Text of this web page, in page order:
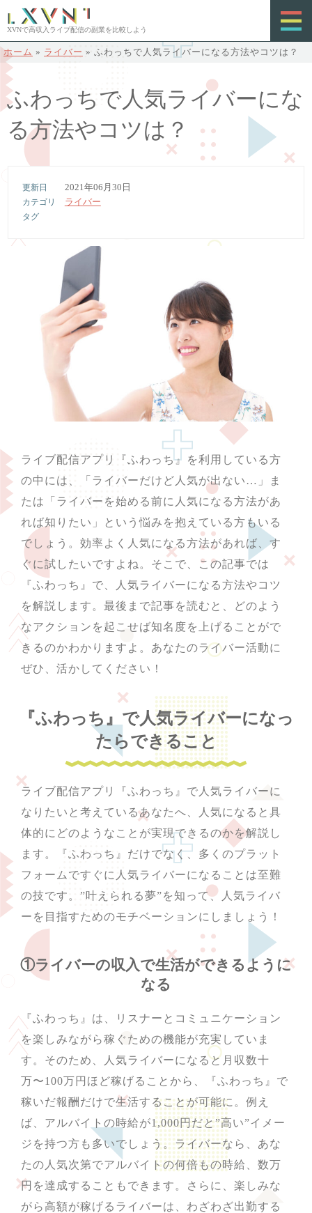
XVNで高収入ライブ配信の副業を比較しよう
ホーム » ライバー » ふわっちで人気ライバーになる方法やコツは？
ふわっちで人気ライバーにな
る方法やコツは？
2021年06月30日
ライバー
ライブ配信アプリ『ふわっち』を利用している方
の中には、「ライバーだけど人気が出ない…」ま
たは「ライバーを始める前に人気になる方法があ
れば知りたい」という悩みを抱えている方もいる
でしょう。効率よく人気になる方法があれば、す
ぐに試したいですよね。そこで、この記事では
『ふわっち』で、人気ライバーになる方法やコツ
を解説します。最後まで記事を読むと、どのよう
なアクションを起こせば知名度を上げることがで
きるのかわかりますよ。あなたのライバー活動に
ぜひ、活かしてください！
『ふわっち』で人気ライバーになっ
たらできること
ライブ配信アプリ『ふわっち』で人気ライバーに
なりたいと考えているあなたへ、人気になると具
体的にどのようなことが実現できるのかを解説し
ます。『ふわっち』だけでなく、多くのプラット
フォームですぐに人気ライバーになることは至難
の技です。”叶えられる夢”を知って、人気ライバ
ーを目指すためのモチベーションにしましょう！
①ライバーの収入で生活ができるように
なる
『ふわっち』は、リスナーとコミュニケーション
を楽しみながら稼ぐための機能が充実していま
す。そのため、人気ライバーになると月収数十
万〜100万円ほど稼げることから、『ふわっち』で
稼いだ報酬だけで生活することが可能に。例え
ば、アルバイトの時給が1,000円だと”高い”イメー
ジを持つ方も多いでしょう。ライバーなら、あな
たの人気次第でアルバイトの何倍もの時給、数万
円を達成することもできます。さらに、楽しみな
がら高額が稼げるライバーは、わざわざ出勤する